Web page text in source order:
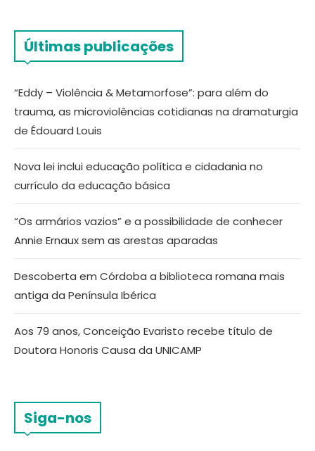
Últimas publicações
“Eddy – Violência & Metamorfose”: para além do
trauma, as microviolências cotidianas na dramaturgia
de Édouard Louis
Nova lei inclui educação política e cidadania no
currículo da educação básica
“Os armários vazios” e a possibilidade de conhecer
Annie Ernaux sem as arestas aparadas
Descoberta em Córdoba a biblioteca romana mais
antiga da Península Ibérica
Aos 79 anos, Conceição Evaristo recebe título de
Doutora Honoris Causa da UNICAMP
Siga-nos